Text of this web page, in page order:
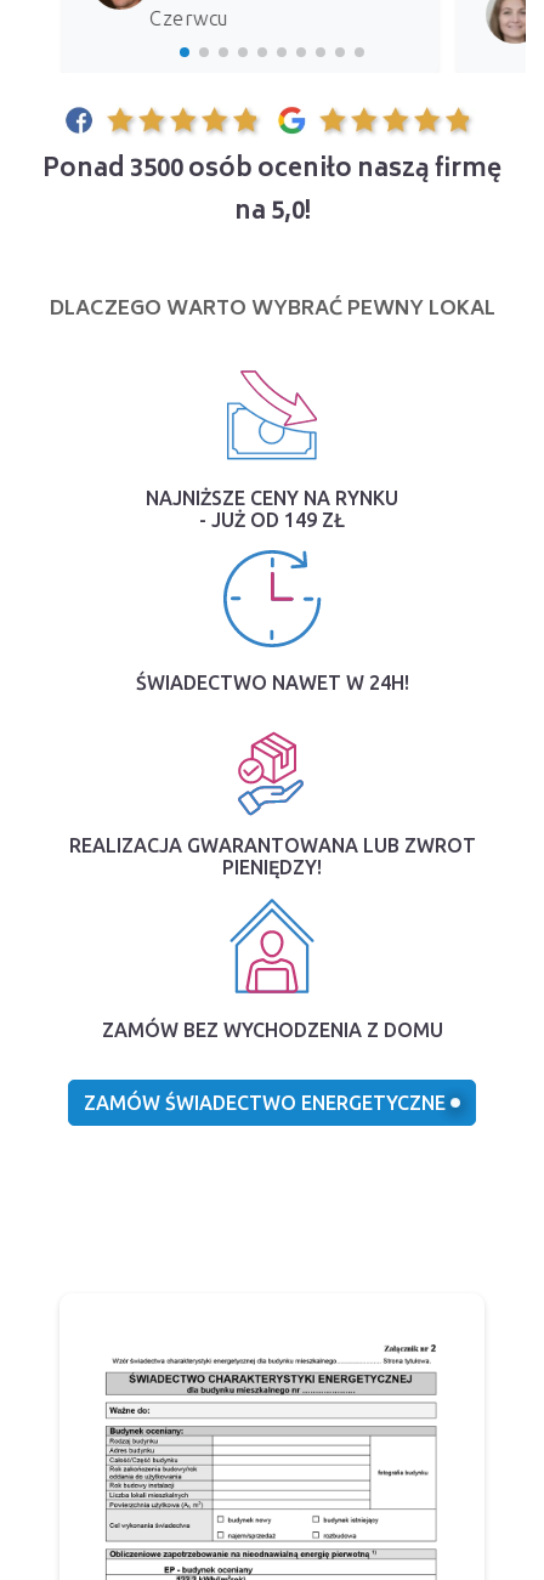
Czerwcu
Ponad 3500 osób oceniło naszą firmę
na 5,0!
DLACZEGO WARTO WYBRAĆ PEWNY LOKAL
NAJNIŻSZE CENY NA RYNKU
- JUŻ OD 149 ZŁ
ŚWIADECTWO NAWET W 24H!
REALIZACJA GWARANTOWANA LUB ZWROT
PIENIĘDZY!
ZAMÓW BEZ WYCHODZENIA Z DOMU
ZAMÓW ŚWIADECTWO ENERGETYCZNE